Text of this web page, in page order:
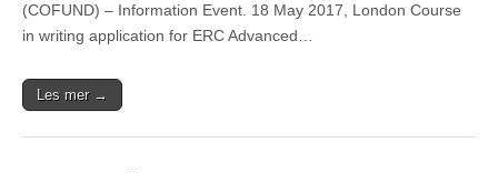
(COFUND) – Information Event. 18 May 2017, London Course
in writing application for ERC Advanced…
Les mer →